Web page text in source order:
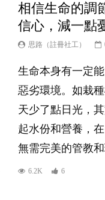
相信生命的調
信心，減一點
思路（註冊社工）
生命本身有一定
惡劣環境。如栽
天少了點日光，
起水份和營養，
無需完美的管教
6.2K 6